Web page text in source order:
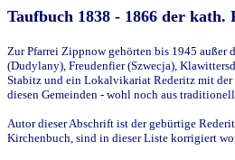
Taufbuch 1838 - 1866 der
Zur Pfarrei Zippnow gehörten bis 1945 außer
(Dudylany), Freudenfier (Szwecja),
Stabitz und ein Lokalvikariat Rederitz mit der
diesen Gemeinden - wohl noch aus
Autor dieser Abschrift ist der gebürtige
Kirchenbuch, sind in dieser Liste korrigiert